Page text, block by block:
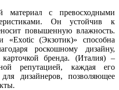
с превосходными
Он устойчив к
повышенную влажность.
«Exotic (Экзотик)» способна
роскошному дизайну,
бренда. (Италия) –
репутацией, каждая его
дизайнеров, позволяющее